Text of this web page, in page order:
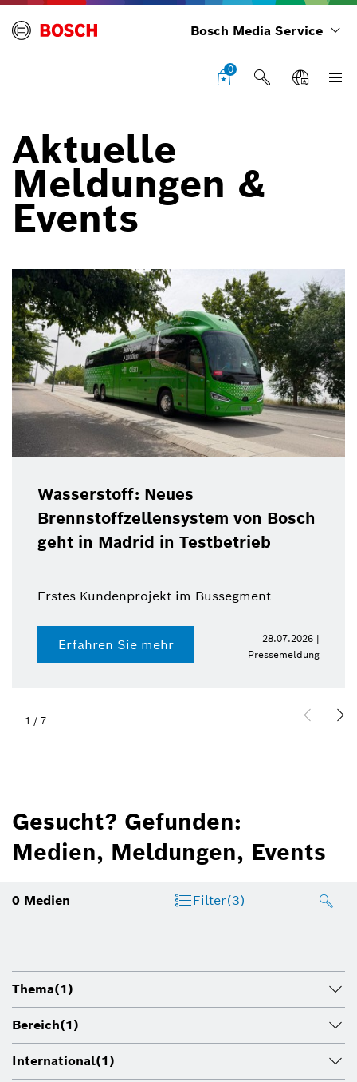
Bosch Media Service
0
Aktuelle
Meldungen &
Events
Wasserstoff: Neues
Brennstoffzellensystem von Bosch
geht in Madrid in Testbetrieb
Erstes Kundenprojekt im Bussegment
Erfahren Sie mehr
28.07.2026 |
Pressemeldung
1 / 7
Gesucht? Gefunden:
Medien, Meldungen, Events
0 Medien Filter(3)
Thema(1)
Bereich(1)
International(1)